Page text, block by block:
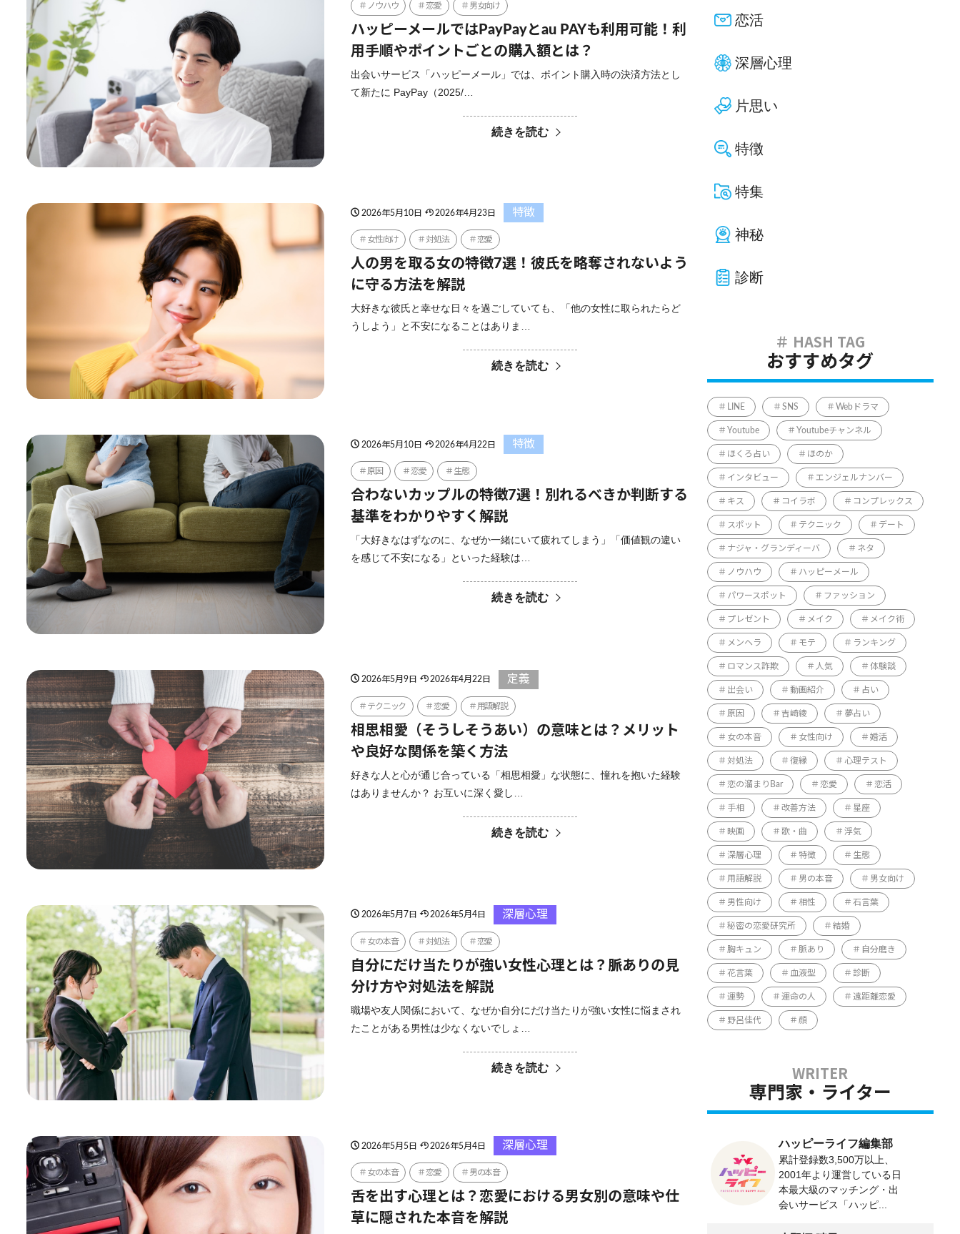
ノウハウ 恋愛 男女向け
ハッピーメールではPayPayとau PAYも利用可能！利
用手順やポイントごとの購入額とは？
出会いサービス「ハッピーメール」では、ポイント購入時の決済方法とし
て新たに PayPay（2025/…
続きを読む
2026年5月10日 2026年4月23日 特徴
女性向け 対処法 恋愛
人の男を取る女の特徴7選！彼氏を略奪されないよう
に守る方法を解説
大好きな彼氏と幸せな日々を過ごしていても、「他の女性に取られたらど
うしよう」と不安になることはありま…
続きを読む
2026年5月10日 2026年4月22日 特徴
原因 恋愛 生態
合わないカップルの特徴7選！別れるべきか判断する
基準をわかりやすく解説
「大好きなはずなのに、なぜか一緒にいて疲れてしまう」「価値観の違い
を感じて不安になる」といった経験は…
続きを読む
2026年5月9日 2026年4月22日 定義
テクニック 恋愛 用語解説
相思相愛（そうしそうあい）の意味とは？メリット
や良好な関係を築く方法
好きな人と心が通じ合っている「相思相愛」な状態に、憧れを抱いた経験
はありませんか？ お互いに深く愛し…
続きを読む
2026年5月7日 2026年5月4日 深層心理
女の本音 対処法 恋愛
自分にだけ当たりが強い女性心理とは？脈ありの見
分け方や対処法を解説
職場や友人関係において、なぜか自分にだけ当たりが強い女性に悩まされ
たことがある男性は少なくないでしょ…
続きを読む
2026年5月5日 2026年5月4日 深層心理
女の本音 恋愛 男の本音
舌を出す心理とは？恋愛における男女別の意味や仕
草に隠された本音を解説
恋活
深層心理
片思い
特徴
特集
神秘
診断
おすすめタグ
LINE SNS Webドラマ
Youtube Youtubeチャンネル
ほくろ占い ほのか
インタビュー エンジェルナンバー
キス コイラボ コンプレックス
スポット テクニック デート
ナジャ・グランディーバ ネタ
ノウハウ ハッピーメール
パワースポット ファッション
プレゼント メイク メイク術
メンヘラ モテ ランキング
ロマンス詐欺 人気 体験談
出会い 動画紹介 占い
原因 吉崎綾 夢占い
女の本音 女性向け 婚活
対処法 復縁 心理テスト
恋の溜まりBar 恋愛 恋活
手相 改善方法 星座
映画 歌・曲 浮気
深層心理 特徴 生態
用語解説 男の本音 男女向け
男性向け 相性 石言葉
秘密の恋愛研究所 結婚
胸キュン 脈あり 自分磨き
花言葉 血液型 診断
運勢 運命の人 遠距離恋愛
野呂佳代 顔
専門家・ライター
ハッピーライフ編集部
累計登録数3,500万以上、
2001年より運営している日
本最大級のマッチング・出
会いサービス「ハッピ...